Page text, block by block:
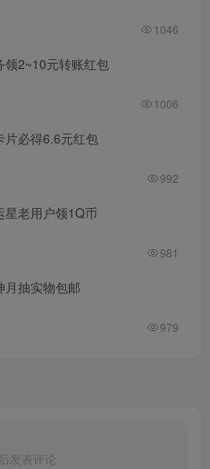
1046
领2~10元转账红包
1006
片必得6.6元红包
992
星老用户领1Q币
981
月抽实物包邮
979
发表评论